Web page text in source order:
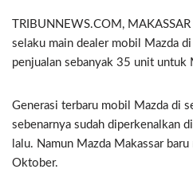
TRIBUNNEWS.COM,
selaku main dealer mobil Mazda
penjualan sebanyak 35 unit untuk
Generasi terbaru mobil Mazda di
sebenarnya sudah diperkenalkan
lalu. Namun Mazda Makassar
Oktober.